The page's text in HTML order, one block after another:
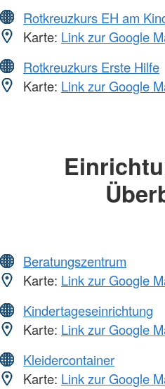
Rotkreuzkurs EH am
Karte: Link zur Google
Rotkreuzkurs Erste Hilfe
Karte: Link zur Google
Beratungszentrum
Karte: Link zur Google
Kindertageseinrichtung
Karte: Link zur Google
Kleidercontainer
Karte: Link zur Google